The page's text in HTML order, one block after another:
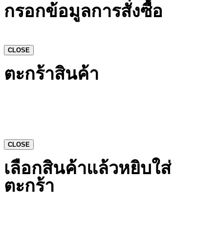
กรอกข้อมูลการสั่งซื้อ
CLOSE
ตะกร้าสินค้า
CLOSE
เลือกสินค้าแล้วหยิบใส่
ตะกร้า